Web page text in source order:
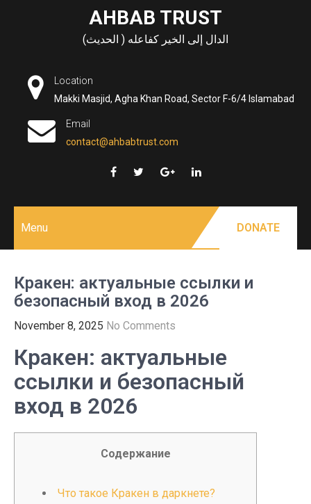
AHBAB TRUST
الدال إلى الخير كفاعله ( الحديث)
Location
Makki Masjid, Agha Khan Road, Sector F-6/4 Islamabad
Email
contact@ahbabtrust.com
Menu DONATE
Кракен: актуальные ссылки и
безопасный вход в 2026
November 8, 2025 No Comments
Кракен: актуальные
ссылки и безопасный
вход в 2026
Содержание
Что такое Кракен в даркнете?